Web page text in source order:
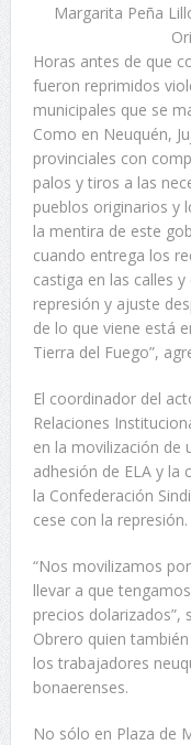
Margarita Peña
Horas antes de que
fueron reprimidos
municipales que se
Como en Neuquén,
provinciales con
palos y tiros a las
pueblos originarios y
la mentira de este
cuando entrega los
castiga en las calles
represión y ajuste
de lo que viene está
Tierra del Fuego”,
El coordinador del
Relaciones
en la movilización de
adhesión de ELA y la
la Confederación
cese con la represión.
“Nos movilizamos
llevar a que
precios dolarizados”,
Obrero quien
los trabajadores
bonaerenses.
No sólo en Plaza de